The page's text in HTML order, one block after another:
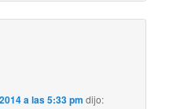
a las 5:33 pm dijo: